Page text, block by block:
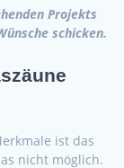
Projekts
schicken.
ist das
nicht möglich.